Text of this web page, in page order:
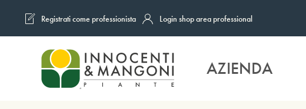
Skip to main content
Registrati come professionista Login shop area professional
AZIENDA